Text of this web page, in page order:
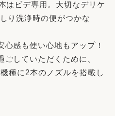
はビデ専用。大切なデリケ
り洗浄時の便がつかな
心感も使い心地もアップ！
していただくために、
種に2本のノズルを搭載し